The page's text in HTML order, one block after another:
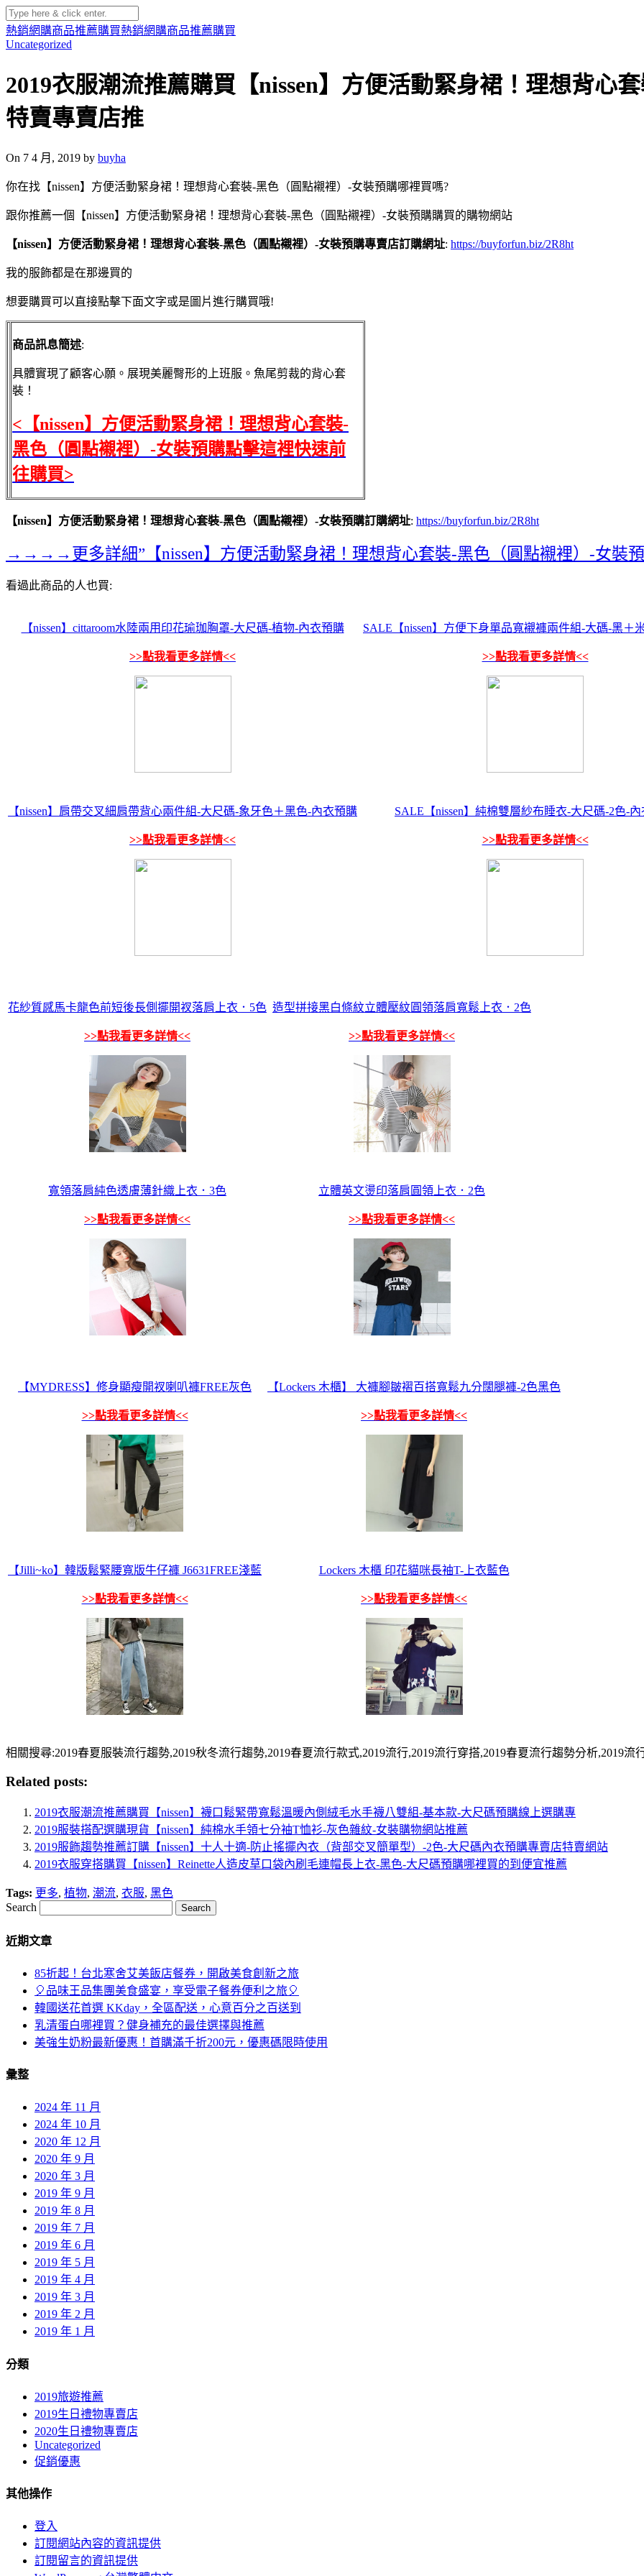
熱銷網購商品推薦購買熱銷網購商品推薦購買
Uncategorized
2019衣服潮流推薦購買【nissen】方便活動緊身裙！理想背心
特賣專賣店推
On 7 4 月, 2019 by buyha
你在找【nissen】方便活動緊身裙！理想背心套裝-黑色（圓點襯裡）-女裝預購哪裡買嗎?
跟你推薦一個【nissen】方便活動緊身裙！理想背心套裝-黑色（圓點襯裡）-女裝預購購買的購物網站
【nissen】方便活動緊身裙！理想背心套裝-黑色（圓點襯裡）-女裝預購專賣店訂購網址: https://buyforfun.biz/2R8ht
我的服飾都是在那邊買的
想要購買可以直接點擊下面文字或是圖片進行購買哦!
商品訊息簡述:
具體實現了顧客心願。展現美麗臀形的上班服。魚尾剪裁的背心套
裝！
<【nissen】方便活動緊身裙！理想背心套裝-
黑色（圓點襯裡）-女裝預購點擊這裡快速前
往購買>
【nissen】方便活動緊身裙！理想背心套裝-黑色（圓點襯裡）-女裝預購訂購網址: https://buyforfun.biz/2R8ht
→→→→更多詳細”【nissen】方便活動緊身裙！理想背心套裝-黑色（圓點襯裡）-女
看過此商品的人也買:
【nissen】cittaroom水陸兩用印花瑜珈胸罩-大尺碼-植物-內衣預購
>>點我看更多詳情<<
SALE【nissen】方便下身單品寬襯褲兩件組-大碼-黑＋
>>點我看更多詳情<<
【nissen】肩帶交叉細肩帶背心兩件組-大尺碼-象牙色＋黑色-內衣預購
>>點我看更多詳情<<
SALE【nissen】純棉雙層紗布睡衣-大尺碼-2色-
>>點我看更多詳情<<
花紗質感馬卡龍色前短後長側擺開衩落肩上衣．5色
>>點我看更多詳情<<
造型拼接黑白條紋立體壓紋圓領落肩寬鬆上衣．2色
>>點我看更多詳情<<
寬領落肩純色透膚薄針織上衣．3色
>>點我看更多詳情<<
立體英文燙印落肩圓領上衣．2色
>>點我看更多詳情<<
【MYDRESS】修身顯瘦開衩喇叭褲FREE灰色
>>點我看更多詳情<<
【Lockers 木櫃】 大褲腳皺褶百搭寬鬆九分闊腿褲-2色黑色
>>點我看更多詳情<<
【Jilli~ko】韓版鬆緊腰寬版牛仔褲 J6631FREE淺藍
>>點我看更多詳情<<
Lockers 木櫃 印花貓咪長袖T-上衣藍色
>>點我看更多詳情<<
相關搜尋:2019春夏服裝流行趨勢,2019秋冬流行趨勢,2019春夏流行款式,2019流行,2019流行穿搭,2019春夏流行趨勢分析,2019流
Related posts:
2019衣服潮流推薦購買【nissen】襪口鬆緊帶寬鬆溫暖內側絨毛水手襪八雙組-基本款-大尺碼預購線上選購專
2019服裝搭配選購現貨【nissen】純棉水手領七分袖T恤衫-灰色雜紋-女裝購物網站推薦
2019服飾趨勢推薦訂購【nissen】十人十適-防止搖擺內衣（背部交叉簡單型）-2色-大尺碼內衣預購專賣店特賣網站
2019衣服穿搭購買【nissen】Reinette人造皮草口袋內刷毛連帽長上衣-黑色-大尺碼預購哪裡買的到便宜推薦
Tags: 更多, 植物, 潮流, 衣服, 黑色
Search
近期文章
85折起！台北寒舍艾美飯店餐券，開啟美食創新之旅
🎈品味王品集團美食盛宴，享受電子餐券便利之旅🎈
韓國送花首選 KKday，全區配送，心意百分之百送到
乳清蛋白哪裡買？健身補充的最佳選擇與推薦
美強生奶粉最新優惠！首購滿千折200元，優惠碼限時使用
彙整
2024 年 11 月
2024 年 10 月
2020 年 12 月
2020 年 9 月
2020 年 3 月
2019 年 9 月
2019 年 8 月
2019 年 7 月
2019 年 6 月
2019 年 5 月
2019 年 4 月
2019 年 3 月
2019 年 2 月
2019 年 1 月
分類
2019旅遊推薦
2019生日禮物專賣店
2020生日禮物專賣店
Uncategorized
促銷優惠
其他操作
登入
訂閱網站內容的資訊提供
訂閱留言的資訊提供